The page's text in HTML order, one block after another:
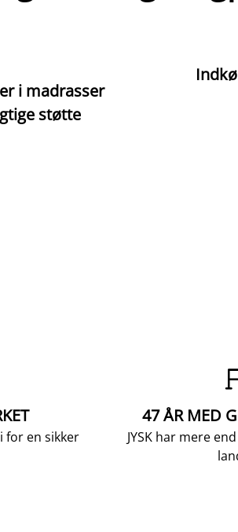
i madrasser
støtte
for en sikker
47 ÅR MED
JYSK har mere